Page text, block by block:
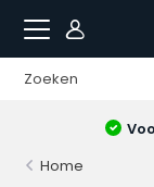
Home